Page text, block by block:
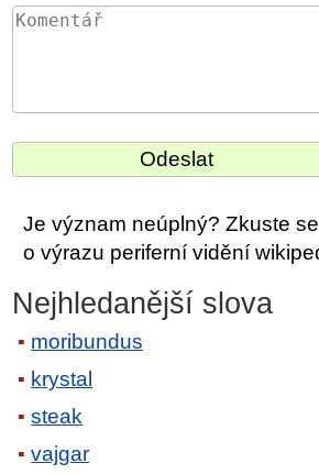
Je význam neúplný? Zkuste
o výrazu periferní vidění
Nejhledanější slova
moribundus
krystal
steak
vajgar